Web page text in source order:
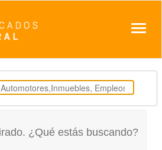
¿Qué estás buscando?